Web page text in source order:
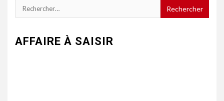
Rechercher :
AFFAIRE À SAISIR